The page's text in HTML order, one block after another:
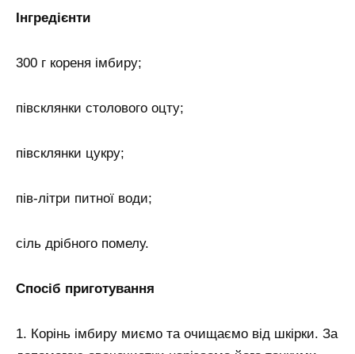
Інгредієнти
300 г кореня імбиру;
півсклянки столового оцту;
півсклянки цукру;
пів-літри питної води;
сіль дрібного помелу.
Спосіб приготування
1. Корінь імбиру миємо та очищаємо від шкірки. За